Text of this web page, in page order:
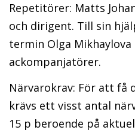
Repetitörer: Matts
och dirigent. Till sin
termin Olga Mikhaylova
ackompanjatörer.
Närvarokrav: För att få
krävs ett visst antal
15 p beroende på